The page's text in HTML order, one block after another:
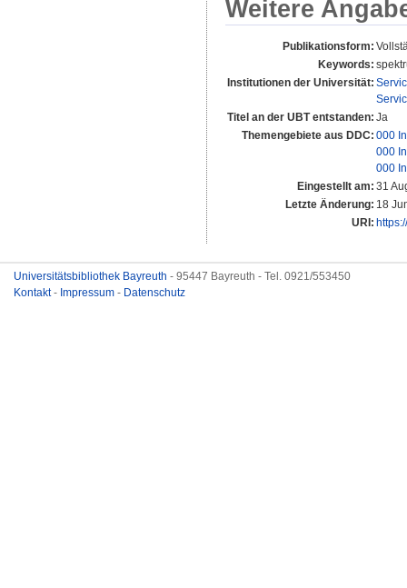
Weitere
Publikationsform:
Keywords:
Institutionen der Universität:
Titel an der UBT entstanden: Ja
Themengebiete aus DDC: 000
000
000
Eingestellt am: 31
Letzte Änderung: 18
URI:
Universitätsbibliothek Bayreuth - 95447 Bayreuth - Tel. 0921/553450
Kontakt- Impressum - Datenschutz